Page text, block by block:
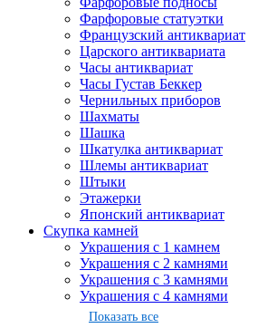
Фарфоровые статуэтки
Французский антиквариат
Царского антиквариата
Часы антиквариат
Часы Густав Беккер
Чернильных приборов
Шахматы
Шашка
Шкатулка антиквариат
Шлемы антиквариат
Штыки
Этажерки
Японский антиквариат
Скупка камней
Украшения с 1 камнем
Украшения с 2 камнями
Украшения с 3 камнями
Украшения с 4 камнями
Показать все